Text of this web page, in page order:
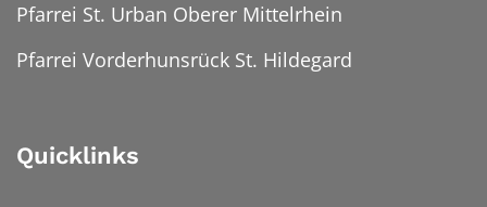
Pfarrei St. Urban Oberer Mittelrhein
Pfarrei Vorderhunsrück St. Hildegard
Quicklinks